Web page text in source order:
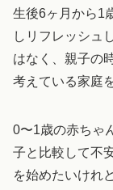
生後6ヶ月から1
しリフレッシュ
はなく、親子の
考えている家庭
0〜1歳の赤ちゃ
子と比較して不
を始めたいけれ